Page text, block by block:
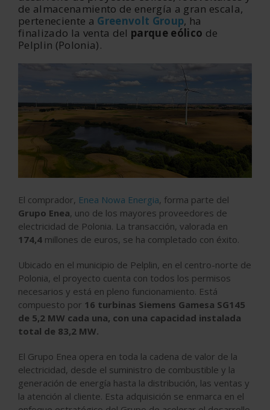
de almacenamiento de energía a gran escala,
perteneciente a Greenvolt Group, ha
finalizado la venta del parque eólico de
Pelplin (Polonia).
El comprador, Enea Nowa Energia, forma parte del
Grupo Enea, uno de los mayores proveedores de
electricidad de Polonia. La transacción, valorada en
174,4 millones de euros, se ha completado con éxito.
Ubicado en el municipio de Pelplin, en el centro-norte de
Polonia, el proyecto cuenta con todos los permisos
necesarios y está en pleno funcionamiento. Está
compuesto por 16 turbinas Siemens Gamesa SG145
de 5,2 MW cada una, con una capacidad instalada
total de 83,2 MW.
El Grupo Enea opera en toda la cadena de valor de la
electricidad, desde el suministro de combustible y la
generación de energía hasta la distribución, las ventas y
la atención al cliente. Esta adquisición se enmarca en el